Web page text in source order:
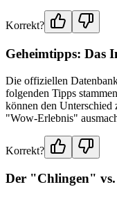
Korrekt?
Geheimtipps: Das
Die offiziellen
folgenden Tipps
können den
"Wow-Erlebnis"
Korrekt?
Der "Chlingen"